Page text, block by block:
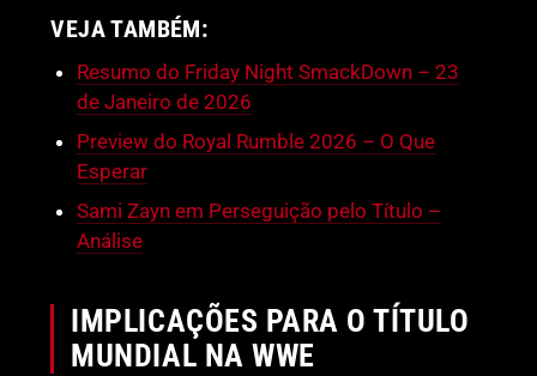
VEJA TAMBÉM:
Resumo do Friday Night SmackDown – 23
de Janeiro de 2026
Preview do Royal Rumble 2026 – O Que
Esperar
Sami Zayn em Perseguição pelo Título –
Análise
IMPLICAÇÕES PARA O TÍTULO
MUNDIAL NA WWE